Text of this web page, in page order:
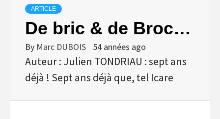
ARTICLE
De bric & de Broc…
By Marc DUBOIS 54 années ago
Auteur : Julien TONDRIAU : sept ans
déjà ! Sept ans déjà que, tel Icare